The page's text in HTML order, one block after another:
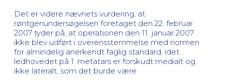
Det er videre nævnets vurdering, at
røntgenundersøgelsen foretaget den 22. februar
2007 tyder på, at operationen den 11. januar 2007
ikke blev udført i overensstemmelse med normen
for almindelig anerkendt faglig standard, idet
ledhovedet på 1. metatars er forskudt medialt og
ikke lateralt, som det burde være.